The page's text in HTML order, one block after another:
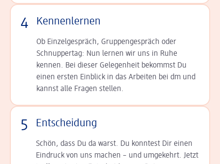
4 Kennenlernen
Ob Einzelgespräch, Grup­pen­gespräch oder
Schnup­per­tag: Nun lernen wir uns in Ruhe
kennen. Bei dieser Gelegenheit bekommst Du
einen ersten Einblick in das Arbeiten bei dm und
kannst alle Fragen stellen.
5 Entscheidung
Schön, dass Du da warst. Du konntest Dir einen
Ein­druck von uns machen – und umgekehrt. Jetzt